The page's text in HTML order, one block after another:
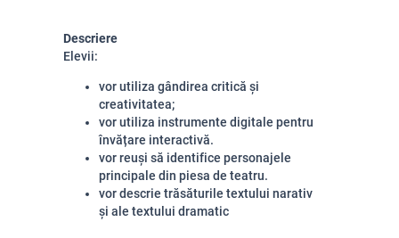
Descriere
Elevii:
vor utiliza gândirea critică și
creativitatea;
vor utiliza instrumente digitale pentru
învățare interactivă.
vor reuși să identifice personajele
principale din piesa de teatru.
vor descrie trăsăturile textului narativ
și ale textului dramatic